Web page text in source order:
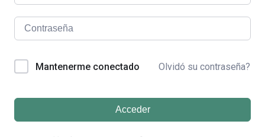
Mantenerme conectado Olvidó su contraseña?
Acceder